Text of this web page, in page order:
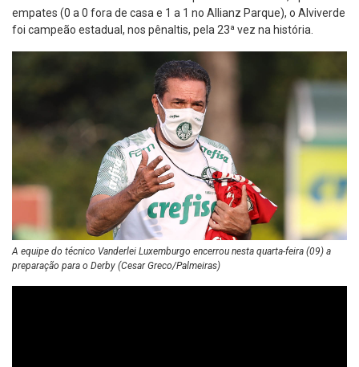
empates (0 a 0 fora de casa e 1 a 1 no Allianz Parque), o Alviverde
foi campeão estadual, nos pênaltis, pela 23ª vez na história.
A equipe do técnico Vanderlei Luxemburgo encerrou nesta quarta-feira (09) a
preparação para o Derby (Cesar Greco/Palmeiras)